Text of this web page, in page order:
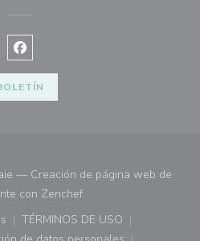
Facebook ((abre en una nueva
— Creación de página web de
con Zenchef((abre en una nueva
una nueva ventana))
TÉRMINOS DE USO
((abre en una nueva